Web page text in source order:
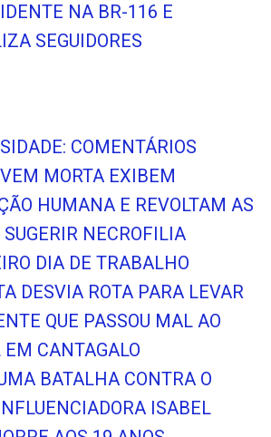
NA BR-116 E
SEGUIDORES
COMENTÁRIOS
MORTA EXIBEM
HUMANA E REVOLTAM AS
SUGERIR NECROFILIA
DIA DE TRABALHO
DESVIA ROTA PARA LEVAR
QUE PASSOU MAL AO
CANTAGALO
BATALHA CONTRA O
ISABEL